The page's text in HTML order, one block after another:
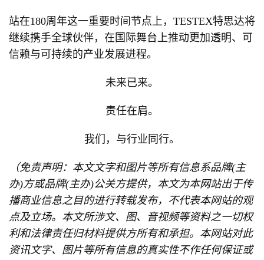
站在180周年这一重要时间节点上，TESTEX特思达将
继续携手全球伙伴，在国际舞台上推动更加透明、可
信赖与可持续的产业发展进程。
未来已来。
责任在肩。
我们，与行业同行。
（免责声明：本文文字和图片等所有信息系品牌(主
办)方或品牌(主办)公关方提供，本文为本网站出于传
播商业信息之目的进行转载发布，不代表本网站的观
点及立场。本文所涉文、图、音视频等资料之一切权
利和法律责任归材料提供方所有和承担。本网站对此
资讯文字、图片等所有信息的真实性不作任何保证或